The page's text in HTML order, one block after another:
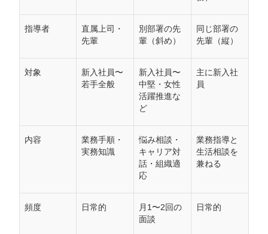
指導者
直属上司・
先輩
別部署の先
輩（斜め）
同じ部署の
先輩（縦）
対象
新入社員〜
若手全般
新入社員〜
中堅・女性
活躍推進な
ど
主に新入社
員
内容
業務手順・
実務知識
悩み相談・
キャリア対
話・組織適
応
業務指導と
生活相談を
兼ねる
頻度 日常的
月1〜2回の
面談
日常的